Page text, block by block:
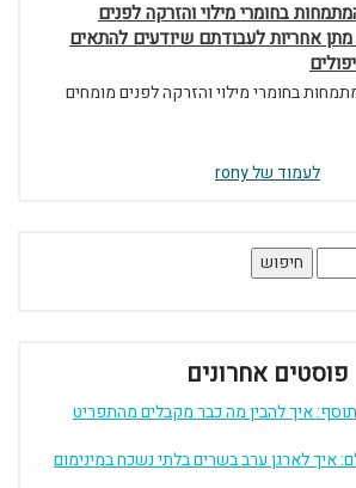
בחומרי מילוי והזרקה לפנים
אחריות לעבודתם שיודעים להתאים
בחומרי מילוי והזרקה לפנים מומחים
לעמוד של rony
פוסטים אחרונים
איך להבין מה כבר מקבלים מהתפריט
איך לארגן ערב בשרים בלתי נשכח במינימום